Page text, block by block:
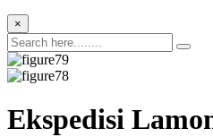
×
Ekspedisi